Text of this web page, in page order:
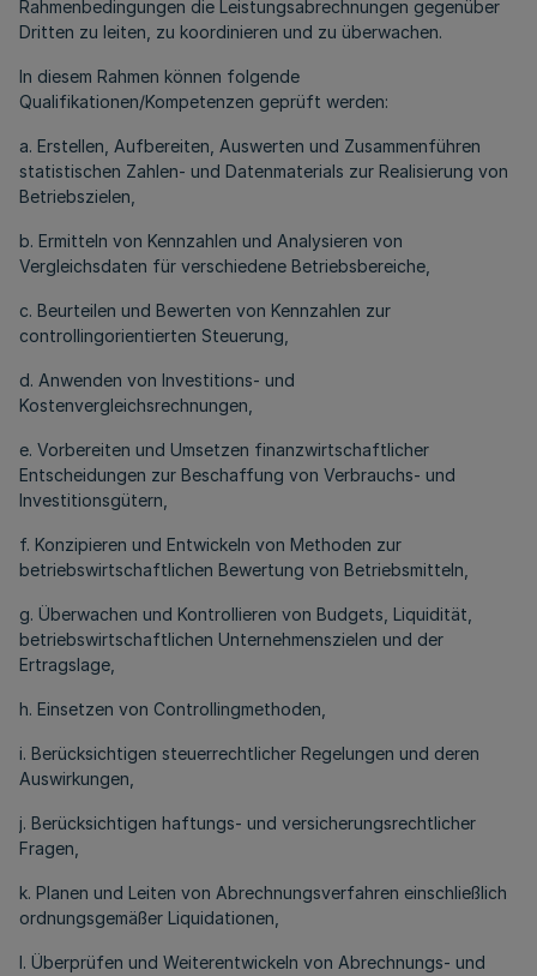
Rahmenbedingungen die Leistungsabrechnungen gegenüber
Dritten zu leiten, zu koordinieren und zu überwachen.
In diesem Rahmen können folgende
Qualifikationen/Kompetenzen geprüft werden:
a. Erstellen, Aufbereiten, Auswerten und Zusammenführen
statistischen Zahlen- und Datenmaterials zur Realisierung von
Betriebszielen,
b. Ermitteln von Kennzahlen und Analysieren von
Vergleichsdaten für verschiedene Betriebsbereiche,
c. Beurteilen und Bewerten von Kennzahlen zur
controllingorientierten Steuerung,
d. Anwenden von Investitions- und
Kostenvergleichsrechnungen,
e. Vorbereiten und Umsetzen finanzwirtschaftlicher
Entscheidungen zur Beschaffung von Verbrauchs- und
Investitionsgütern,
f. Konzipieren und Entwickeln von Methoden zur
betriebswirtschaftlichen Bewertung von Betriebsmitteln,
g. Überwachen und Kontrollieren von Budgets, Liquidität,
betriebswirtschaftlichen Unternehmenszielen und der
Ertragslage,
h. Einsetzen von Controllingmethoden,
i. Berücksichtigen steuerrechtlicher Regelungen und deren
Auswirkungen,
j. Berücksichtigen haftungs- und versicherungsrechtlicher
Fragen,
k. Planen und Leiten von Abrechnungsverfahren einschließlich
ordnungsgemäßer Liquidationen,
l. Überprüfen und Weiterentwickeln von Abrechnungs- und